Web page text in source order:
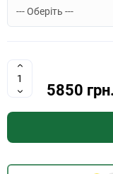
5850 грн.